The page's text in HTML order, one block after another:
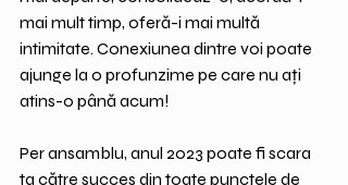
mai mult timp, oferă-i mai multă
intimitate. Conexiunea dintre voi poate
ajunge la o profunzime pe care nu ați
atins-o până acum!
Per ansamblu, anul 2023 poate fi scara
ta către succes din toate punctele de